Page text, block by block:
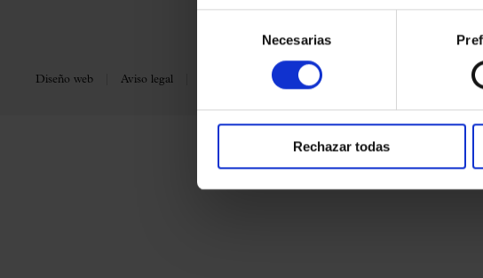
podrá deshabilitar o configurar las
consentimiento
Necesarias
Rechazar todas
Diseño web Aviso legal Política de privacidad Canal